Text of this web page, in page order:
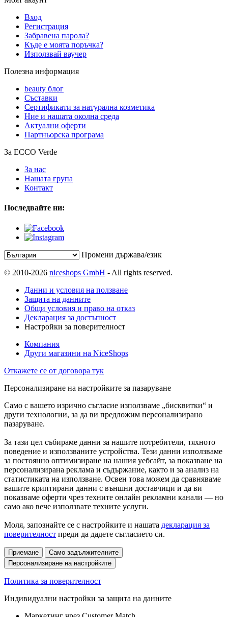
Вход
Регистрация
Забравена парола?
Къде е моята поръчка?
Използвай ваучер
Полезна информация
beauty блог
Съставки
Сертификати за натурална козметика
Ние и нашата околна среда
Актуални оферти
Партньорска програма
За ECCO Verde
За нас
Нашата група
Контакт
Последвайте ни:
Промени държава/език
© 2010-2026 niceshops GmbH - All rights reserved.
Данни и условия на ползване
Защита на данните
Общи условия и право на отказ
Декларация за достъпност
Настройки за поверителност
Компания
Други магазини на NiceShops
Откажете се от договора тук
Персонализиране на настройките за пазаруване
Само с вашето изрично съгласие използваме „бисквитки“ и
други технологии, за да ви предложим персонализирано
пазаруване.
За тази цел събираме данни за нашите потребители, тяхното
поведение и използваните устройства. Тези данни използваме
за постоянно оптимизиране на нашия уебсайт, за показване на
персонализирана реклама и съдържание, както и за анализ на
статистиката на използване. Освен това можем да сравняваме
вашите криптирани данни с външни доставчици и да ви
показваме оферти чрез техните онлайн рекламни канали — но
само ако вече използвате техните услуги.
Моля, запознайте се с настройките и нашата декларация за
поверителност преди да дадете съгласието си.
Приемане
Само задължителните
Персонализиране на настройките
Политика за поверителност
Индивидуални настройки за защита на данните